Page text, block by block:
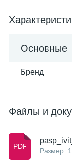
Основные
Бренд
Файлы и
Размер: